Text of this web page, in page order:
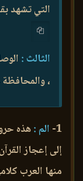
التي تشهد
الثالث :
،
1- الم :هذه
إلى إعجاز
منها العرب